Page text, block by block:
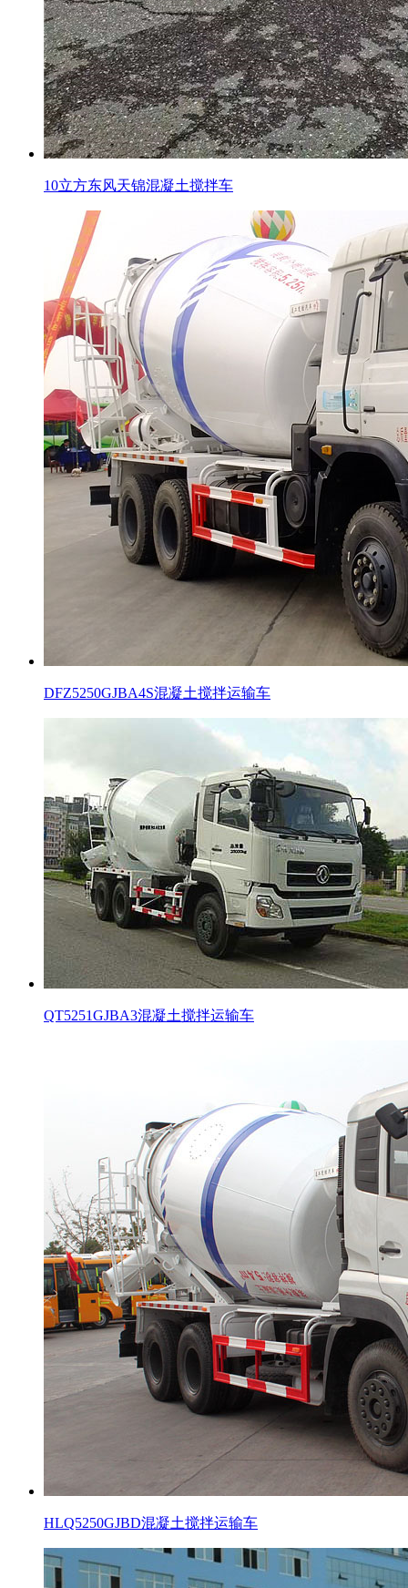
10立方东风天锦混凝土搅拌车
DFZ5250GJBA4S混凝土搅拌运输车
QT5251GJBA3混凝土搅拌运输车
HLQ5250GJBD混凝土搅拌运输车